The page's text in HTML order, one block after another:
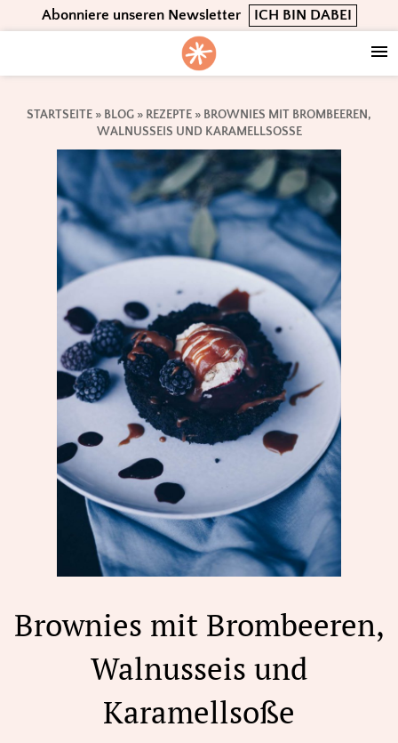
to
navigation
to
content
to
Abonniere unseren Newsletter ICH BIN DABEI
STARTSEITE » BLOG » REZEPTE » BROWNIES MIT BROMBEEREN,
WALNUSSEIS UND KARAMELLSOSSE
Brownies mit Brombeeren,
Walnusseis und
Karamellsoße